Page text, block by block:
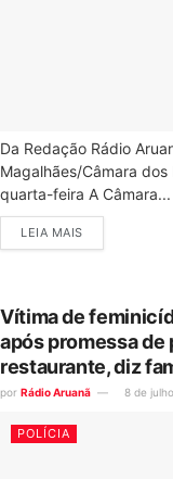
Da Redação Rádio
Magalhães/Câmara
quarta-feira A Câmara...
LEIA MAIS
Vítima de
após promessa de
restaurante, diz
por Rádio Aruanã 8 de
POLÍCIA